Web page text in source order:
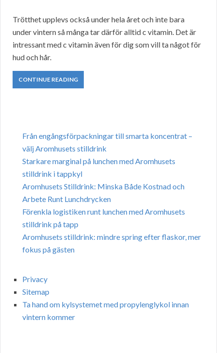
Trötthet upplevs också under hela året och inte bara
under vintern så många tar därför alltid c vitamin. Det är
intressant med c vitamin även för dig som vill ta något för
hud och hår.
CONTINUE READING
Från engångsförpackningar till smarta koncentrat –
välj Aromhusets stilldrink
Starkare marginal på lunchen med Aromhusets
stilldrink i tappkyl
Aromhusets Stilldrink: Minska Både Kostnad och
Arbete Runt Lunchdrycken
Förenkla logistiken runt lunchen med Aromhusets
stilldrink på tapp
Aromhusets stilldrink: mindre spring efter flaskor, mer
fokus på gästen
Privacy
Sitemap
Ta hand om kylsystemet med propylenglykol innan
vintern kommer